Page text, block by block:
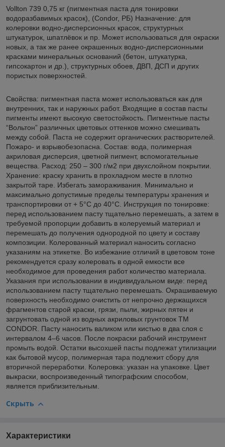
Vollton 739 0,75 кг (пигментная паста для тонировки
водоразбавимых красок), (Condor, РБ) Назначение: для
колеровки водно-дисперсионных красок, структурных
штукатурок, шпатлёвок и пр. Может использоваться для окраски
новых, а так же ранее окрашенных водно-дисперсионными
красками минеральных оснований (бетон, штукатурка,
гипсокартон и др.), структурных обоев, ДВП, ДСП и других
пористых поверхностей.
Свойства: пигментная паста может использоваться как для
внутренних, так и наружных работ. Входящие в состав пасты
пигменты имеют высокую светостойкость. Пигментные пасты
“Вольтон” различных цветовых оттенков можно смешивать
между собой. Паста не содержит органических растворителей.
Пожаро- и взрывобезопасна. Состав: вода, полимерная
акриловая дисперсия, цветной пигмент, вспомогательные
вещества. Расход: 250 – 300 г/м2 при двухслойном покрытии.
Хранение: краску хранить в прохладном месте в плотно
закрытой таре. Избегать замораживания. Минимально и
максимально допустимые пределы температуры хранения и
транспортировки от + 5°C до 40°C. Инструкция по тонировке:
перед использованием пасту тщательно перемешать, а затем в
требуемой пропорции добавить в колеруемый материал и
перемешать до получения однородной по цвету и составу
композиции. Колерованный материал наносить согласно
указаниям на этикетке. Во избежание отличий в цветовом тоне
рекомендуется сразу колеровать в одной емкости все
необходимое для проведения работ количество материала.
Указания при использовании в индивидуальном виде: перед
использованием пасту тщательно перемешать. Окрашиваемую
поверхность необходимо очистить от непрочно держащихся
фрагментов старой краски, грязи, пыли, жирных пятен и
загрунтовать одной из водных акриловых грунтовок TM
CONDOR. Пасту наносить валиком или кистью в два слоя с
интервалом 4–6 часов. После покраски рабочий инструмент
промыть водой. Остатки высохшей пасты подлежат утилизации
как бытовой мусор, полимерная тара подлежит сбору для
вторичной переработки. Колеровка: указан на упаковке. Цвет
выкраски, воспроизведенный типографским способом,
является приблизительным.
Скрыть
Характеристики